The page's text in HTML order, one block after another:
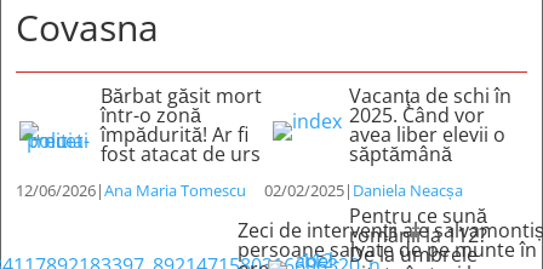
Covasna
Bărbat găsit mort
într-o zonă
împădurită! Ar fi
fost atacat de urs
12/06/2026|Ana Maria Tomescu
Vacanţa de schi în
2025. Când vor
avea liber elevii o
săptămână
02/02/2025| Daniela Neacșa
Zeci de intervenții ale
persoane salvate de pe munte
Pentru ce sună
românii la 112?
De la umbrele